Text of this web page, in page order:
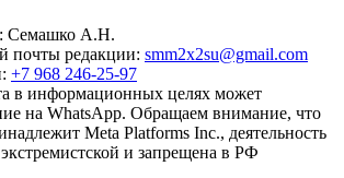
Семашко А.Н.
почты редакции: smm2x2su@gmail.com
+7 968 246-25-97
в информационных целях может
на WhatsApp. Обращаем внимание, что
Meta Platforms Inc., деятельность
и запрещена в РФ